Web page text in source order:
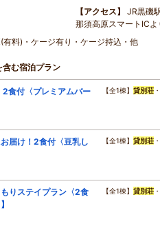
アクセス
JR黒磯
那須高原スマートIC
有料)・ケージ有り・ケージ持込・他
含む宿泊プラン
2食付〈プレミアムバー
【全1棟】 貸別荘
届け！2食付〈豆乳し
【全1棟】 貸別荘
もりステイプラン〈2食
【全1棟】 貸別荘